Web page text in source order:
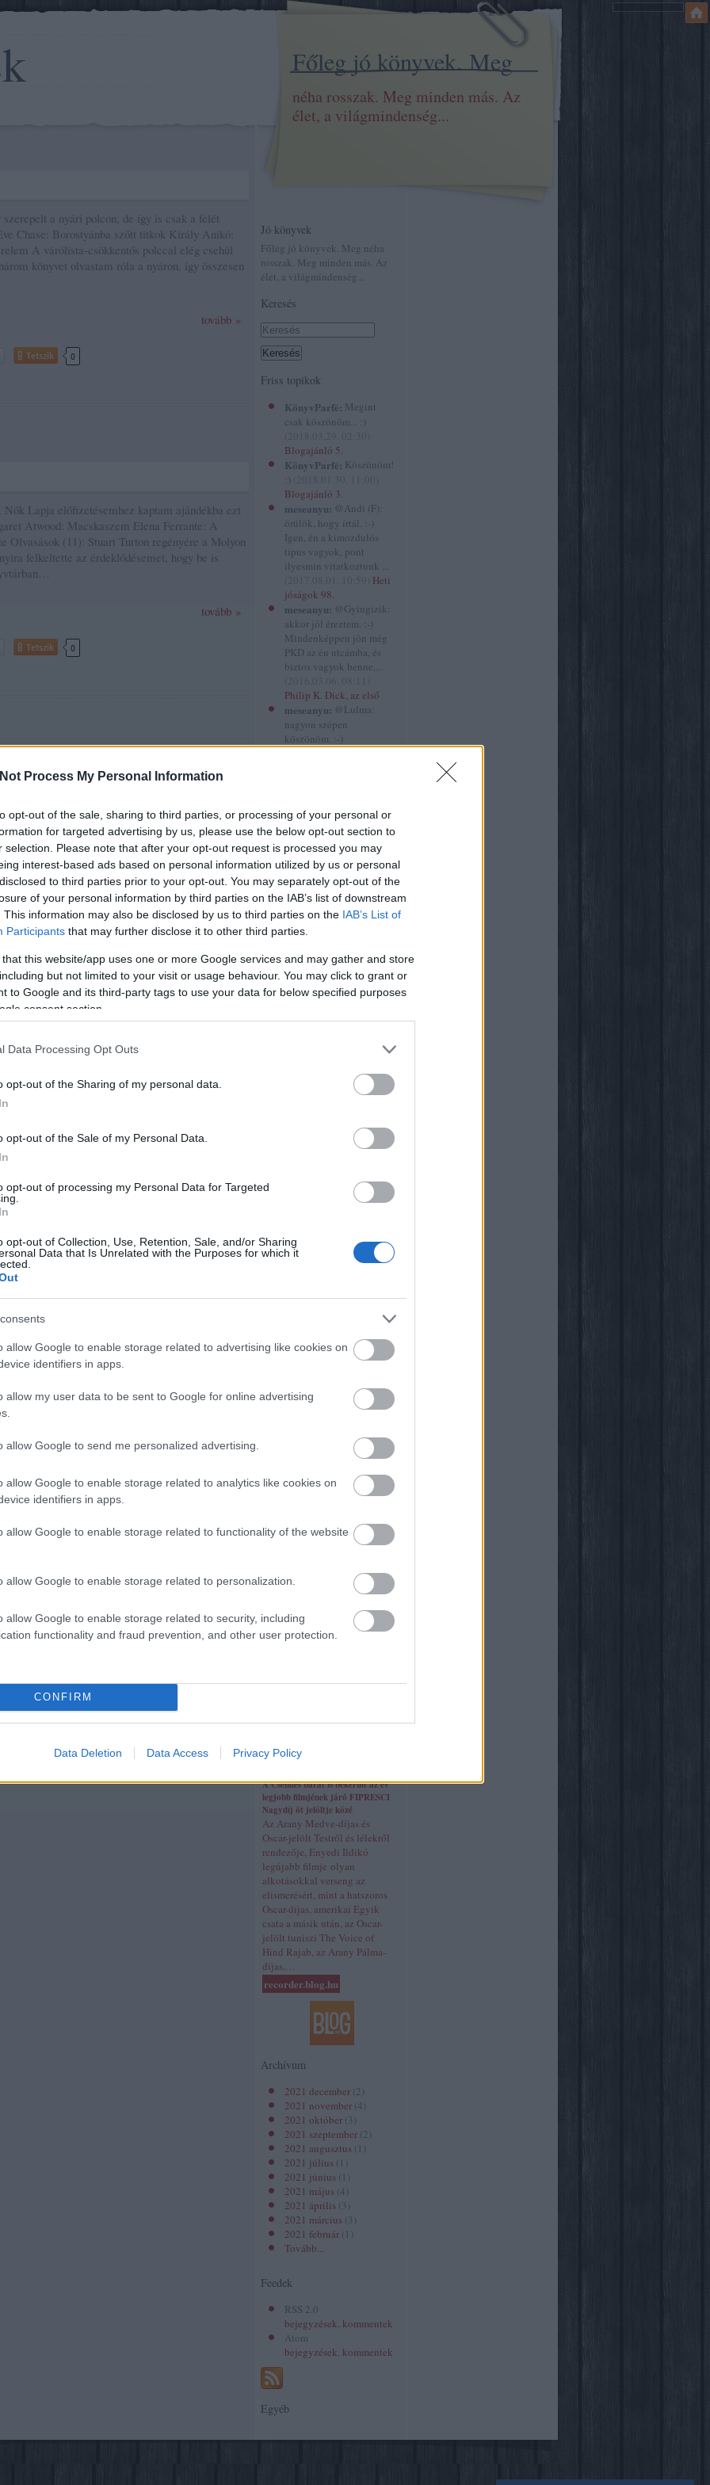
Process My Personal Information
opt-out of the sale, sharing to third parties, or processing of your personal or
for targeted advertising by us, please use the below opt-out section to
selection. Please note that after your opt-out request is processed you may
interest-based ads based on personal information utilized by us or personal
to third parties prior to your opt-out. You may separately opt-out of the
of your personal information by third parties on the IAB’s list of downstream
This information may also be disclosed by us to third parties on the IAB’s List of
Participants that may further disclose it to other third parties.
that this website/app uses one or more Google services and may gather and store
but not limited to your visit or usage behaviour. You may click to grant or
to Google and its third-party tags to use your data for below specified purposes
consent section.
Data Processing Opt Outs
opt-out of the Sharing of my personal data.
opt-out of the Sale of my Personal Data.
opt-out of processing my Personal Data for Targeted
opt-out of Collection, Use, Retention, Sale, and/or Sharing
Data that Is Unrelated with the Purposes for which it
allow Google to enable storage related to advertising like cookies on
identifiers in apps.
allow my user data to be sent to Google for online advertising
allow Google to send me personalized advertising.
allow Google to enable storage related to analytics like cookies on
identifiers in apps.
allow Google to enable storage related to functionality of the website
allow Google to enable storage related to personalization.
allow Google to enable storage related to security, including
functionality and fraud prevention, and other user protection.
CONFIRM
Data Deletion Data Access Privacy Policy
Főleg jó könyvek. Meg
néha rosszak. Meg minden más. Az
élet, a világmindenség...
Jó könyvek
Főleg jó könyvek. Meg néha
rosszak. Meg minden más. Az
élet, a világmindenség...
Keresés
Friss topikok
KönyvParfé: Megint
csak köszönöm... :)
Blogajánló 5.
KönyvParfé: Köszönöm!
:)
Blogajánló 3.
meseanyu: @Andi (F):
örülök, hogy írtál. :-)
Igen, én a kimozdulós
típus vagyok, pont
ilyesmin vitatkoztunk ...
Heti
jóságok 98.
meseanyu: @Gyingizik:
akkor jól éreztem. :-)
Mindenképpen jön még
PKD az én utcámba, és
biztos vagyok benne,...
Philip K. Dick, az első
meseanyu: @Lulma:
nagyon szépen
köszönöm. :-)
sorstársak
Amadea blogja
Amilgade
Andiamo
Ani a könyvek világában
Annamarie
AnniPanni
Betűvető
Byblos
Carmencita
Christine
Cotta
Keményfedél
Könyv, egó, entrópia
Könyvjelző
Könyvmolyoló
Könyvvizsgálók
Makranczos
Minden könyv egy
n.
könyvmolyok
Puma
Rita olvas
Sajtosrolo
szeee
Vedina007
Blogajánló
A Csendes barát is bekerült az év
legjobb filmjének járó FIPRESCI
Nagydíj öt jelöltje közé
Az Arany Medve-díjas és
Oscar-jelölt Testről és lélekről
rendezője, Enyedi Ildikó
legújabb filmje olyan
alkotásokkal verseng az
elismerésért, mint a hatszoros
Oscar-díjas, amerikai Egyik
csata a másik után, az Oscar-
jelölt tuniszi The Voice of
Hind Rajab, az Arany Pálma-
díjas,…
recorder.blog.hu
Archívum
2021 december (2
2021 november (4
2021 október (3
2021 szeptember (2
2021 augusztus ( 1
2021 július ( 1
2021 június ( 1
2021 május (4
2021 április (3
2021 március (3
2021 február ( 1
Tovább...
Feedek
RSS 2.0
bejegyzések, kommentek
Atom
bejegyzések, kommentek
Egyéb
szerepelt a nyári polcon, de így is csak a felét
Chase: Borostyánba szőtt titkok Király Anikó:
A várólista-csökkentős polccal elég csehül
könyvet olvastam róla a nyáron, így összesen
tovább »
Tetszik 0
Lapja előfizetésemhez kaptam ajándékba ezt
Atwood: Macskaszem Elena Ferrante: A
Olvasások (11): Stuart Turton regényére a Molyon
felkeltette az érdeklődésemet, hogy be is
tovább »
Tetszik 0